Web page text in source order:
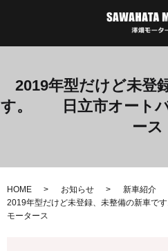
2019年型だけど未登
す。 日立市オート
ー
HOME お知らせ
新車紹介
2019年型だけど未登録、未整備の新車
モータース